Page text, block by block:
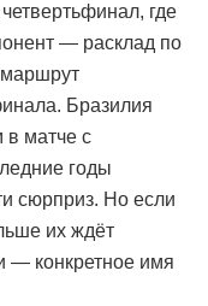
где
— расклад по
маршрут
Бразилия
в матче с
годы
сюрприз. Но если
их ждёт
— конкретное имя